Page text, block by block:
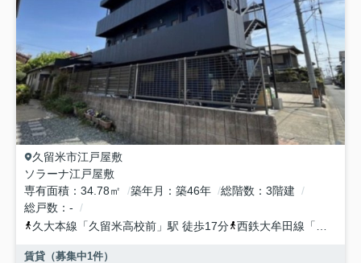
久留米市江戸屋敷
ソラーナ江戸屋敷
専有面積
34.78㎡ 築年月 築46年 総階数
3階建
総戸数
-
久大本線 「久留米高校前 」駅 徒歩17分 西鉄大牟田線 「
賃貸（募集中1件）